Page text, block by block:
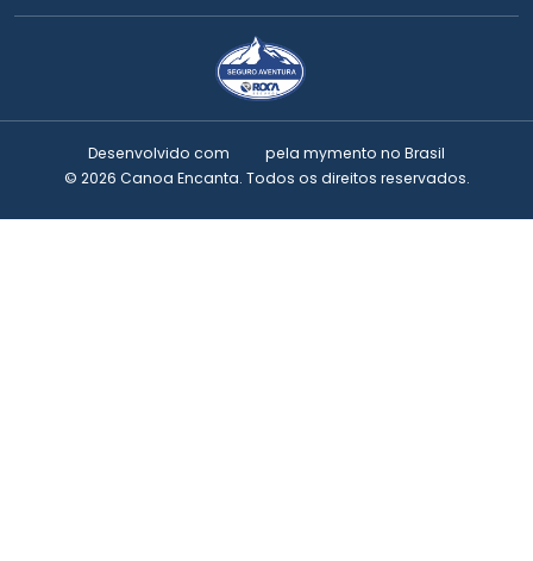
Desenvolvido com pela mymento no Brasil
© 2026 Canoa Encanta. Todos os direitos reservados.